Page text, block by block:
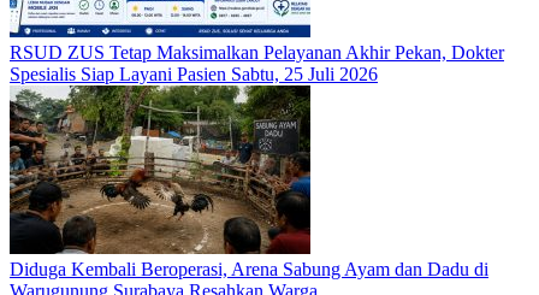
RSUD ZUS Tetap Maksimalkan Pelayanan Akhir Pekan, Dokter
Spesialis Siap Layani Pasien Sabtu, 25 Juli 2026
Diduga Kembali Beroperasi, Arena Sabung Ayam dan Dadu di
Warugunung Surabaya Resahkan Warga